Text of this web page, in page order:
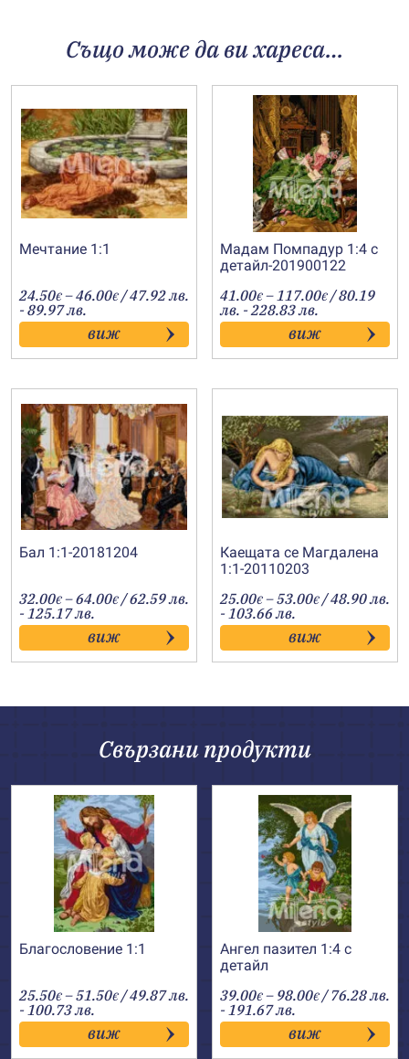
Също може да ви хареса…
Мечтание 1:1
24.50€ –46.00€Price
range:
24.50€
through
46.00€
/ 47.92 лв.
- 89.97 лв.
виж
Мадам Помпадур 1:4 с
детайл-201900122
41.00€ –117.00€Price
range:
41.00€
through
117.00€
/ 80.19
лв. - 228.83 лв.
виж
Бал 1:1-20181204
32.00€ –64.00€Price
range:
32.00€
through
64.00€
/ 62.59 лв.
- 125.17 лв.
виж
Каещата се Магдалена
1:1-20110203
25.00€ –53.00€Price
range:
25.00€
through
53.00€
/ 48.90 лв.
- 103.66 лв.
виж
Свързани продукти
Благословение 1:1
25.50€ –51.50€Price
range:
25.50€
through
51.50€
/ 49.87 лв.
- 100.73 лв.
виж
Ангел пазител 1:4 с
детайл
39.00€ – 98.00€Price
range:
39.00€
through
98.00€
/ 76.28 лв.
- 191.67 лв.
виж